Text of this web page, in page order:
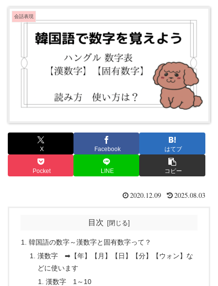
会話表現
X Facebook はてブ
Pocket LINE コピー
2020.12.09 2025.08.03
目次
韓国語の数字～漢数字と固有数字って？
漢数字 ➡【年】【月】【日】【分】【ウォン】な
どに使います
漢数字 1～10